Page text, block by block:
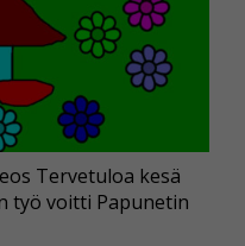
Tervetuloa kesä
työ voitti Papunetin